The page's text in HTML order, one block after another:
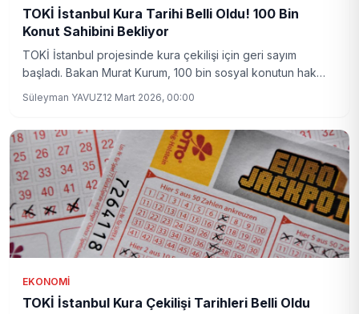
TOKİ İstanbul Kura Tarihi Belli Oldu! 100 Bin
Konut Sahibini Bekliyor
TOKİ İstanbul projesinde kura çekilişi için geri sayım
başladı. Bakan Murat Kurum, 100 bin sosyal konutun hak
gelişme şehre yeni bir umut ışığı oldu.
Süleyman YAVUZ12 Mart 2026, 00:00
EKONOMI
TOKİ İstanbul Kura Çekilişi Tarihleri Belli Oldu